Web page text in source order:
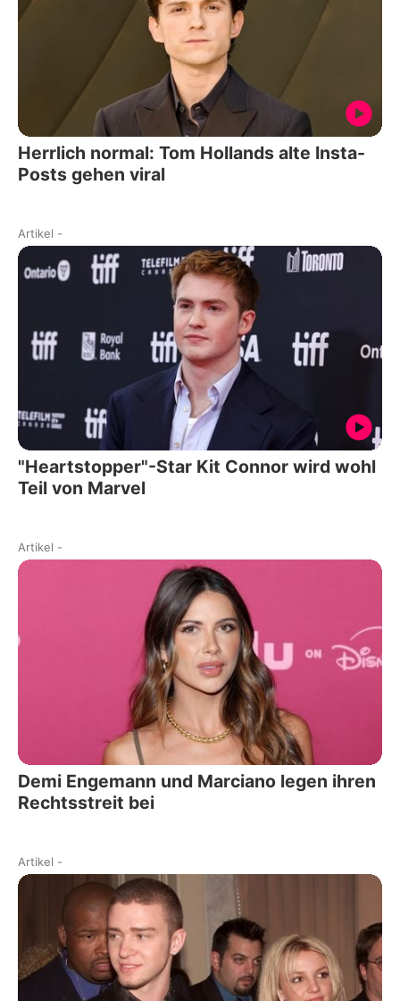
Herrlich normal: Tom Hollands alte Insta-
Posts gehen viral
Artikel -
"Heartstopper"-Star Kit Connor wird wohl
Teil von Marvel
Artikel -
Demi Engemann und Marciano legen ihren
Rechtsstreit bei
Artikel -